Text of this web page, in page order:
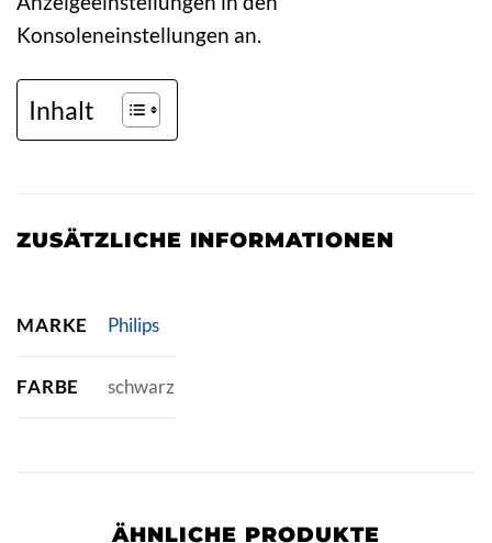
Konsoleneinstellungen an.
Inhalt
ZUSÄTZLICHE INFORMATIONEN
MARKE Philips
FARBE schwarz
ÄHNLICHE PRODUKTE